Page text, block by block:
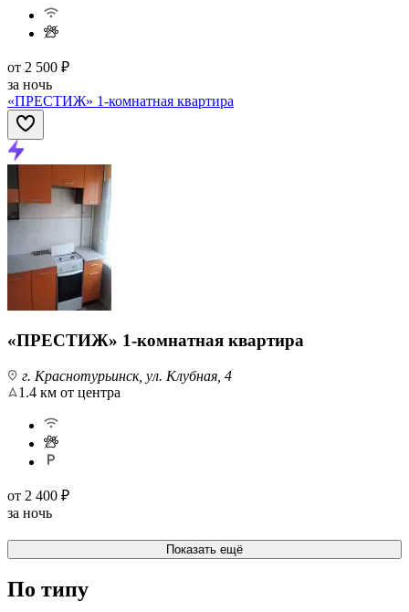
от 2 500 ₽
за ночь
«ПРЕСТИЖ» 1-комнатная квартира
«ПРЕСТИЖ» 1-комнатная квартира
г. Краснотурьинск, ул. Клубная, 4
1.4 км от центра
от 2 400 ₽
за ночь
Показать ещё
По типу